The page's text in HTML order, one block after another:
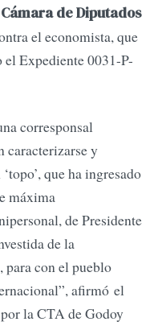
Cámara de Diputados
el economista, que
Expediente 0031-P-
corresponsal
caracterizarse y
que ha ingresado
máxima
de Presidente
de la
para con el pueblo
afirmó el
la CTA de Godoy